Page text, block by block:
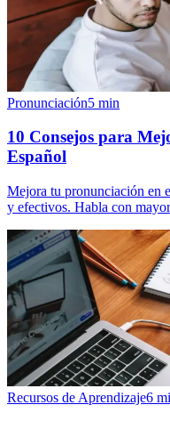
Pronunciación5 min
10 Consejos para
Español
Mejora tu pronunciación en
y efectivos. Habla con
Recursos de Aprendizaje6